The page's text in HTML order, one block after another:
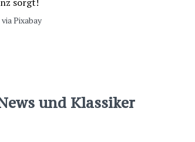
Pixabay
und Klassiker